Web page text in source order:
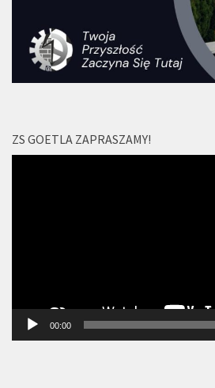
ZS GOETLA ZAPRASZAMY!
00:00